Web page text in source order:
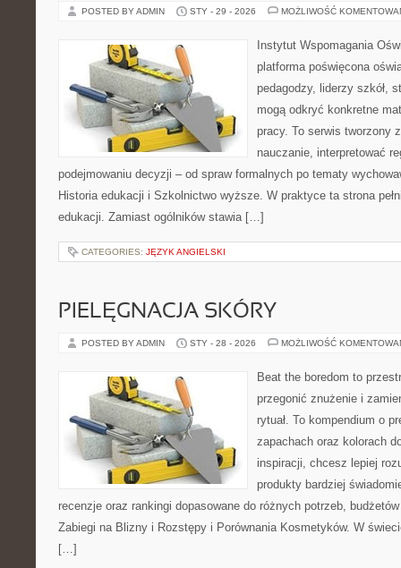
POSTED BY ADMIN STY - 29 - 2026 MOŻLIWOŚĆ
Instytut Wspomagania
platforma poświęcona
pedagodzy, liderzy szkół,
mogą odkryć konkretne
pracy. To serwis tworzony
nauczanie, interpretować
podejmowaniu decyzji – od spraw formalnych po tematy
Historia edukacji i Szkolnictwo wyższe. W praktyce ta strona
edukacji. Zamiast ogólników stawia […]
CATEGORIES: JĘZYK ANGIELSKI
PIELĘGNACJA SKÓRY
POSTED BY ADMIN STY - 28 - 2026 MOŻLIWOŚĆ
Beat the boredom to
przegonić znużenie i
rytuał. To kompendium o
zapachach oraz kolorach
inspiracji, chcesz lepiej
produkty bardziej
recenzje oraz rankingi dopasowane do różnych potrzeb,
Zabiegi na Blizny i Rozstępy i Porównania Kosmetyków. W
[…]